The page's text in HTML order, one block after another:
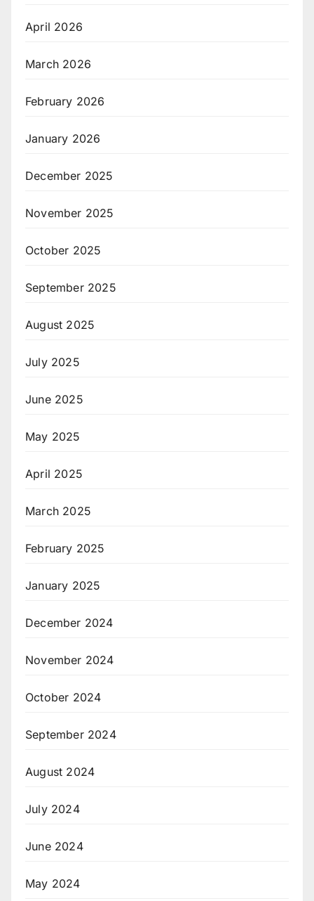
April 2026
March 2026
February 2026
January 2026
December 2025
November 2025
October 2025
September 2025
August 2025
July 2025
June 2025
May 2025
April 2025
March 2025
February 2025
January 2025
December 2024
November 2024
October 2024
September 2024
August 2024
July 2024
June 2024
May 2024